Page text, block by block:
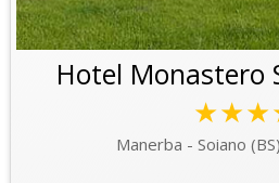
Hotel Monastero
Manerba - Soiano